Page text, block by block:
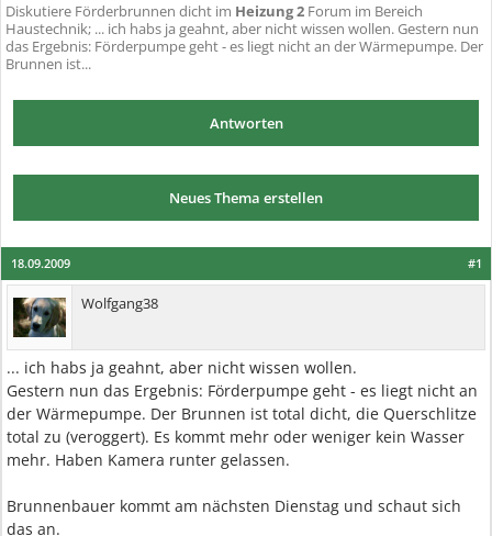
Diskutiere Förderbrunnen dicht im Heizung 2 Forum im Bereich
Haustechnik; ... ich habs ja geahnt, aber nicht wissen wollen. Gestern nun
das Ergebnis: Förderpumpe geht - es liegt nicht an der Wärmepumpe. Der
Brunnen ist...
Antworten
Neues Thema erstellen
#1
18.09.2009
Wolfgang38
... ich habs ja geahnt, aber nicht wissen wollen.
Gestern nun das Ergebnis: Förderpumpe geht - es liegt nicht an
der Wärmepumpe. Der Brunnen ist total dicht, die Querschlitze
total zu (veroggert). Es kommt mehr oder weniger kein Wasser
mehr. Haben Kamera runter gelassen.
Brunnenbauer kommt am nächsten Dienstag und schaut sich
das an.